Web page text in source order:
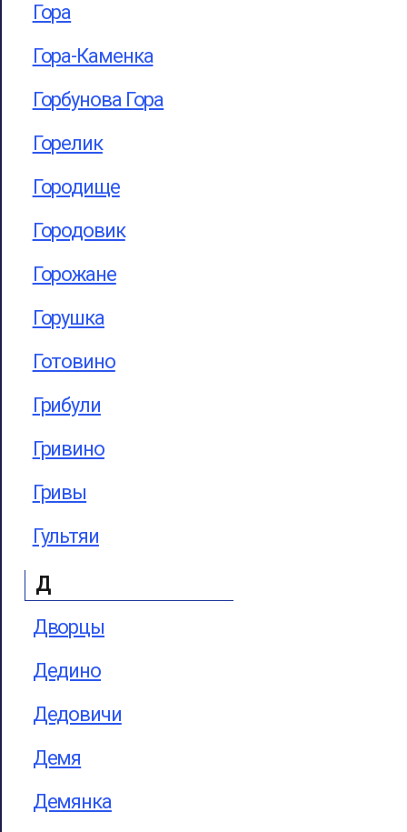
Гора
Гора-Каменка
Горбунова Гора
Горелик
Городище
Городовик
Горожане
Горушка
Готовино
Грибули
Гривино
Гривы
Гультяи
Д
Дворцы
Дедино
Дедовичи
Демя
Демянка